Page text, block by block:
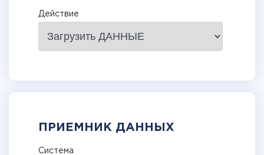
Действие
ПРИЕМНИК ДАННЫХ
Система